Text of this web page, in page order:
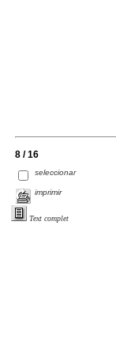
8 / 16
seleccionar
imprimir
Text complet